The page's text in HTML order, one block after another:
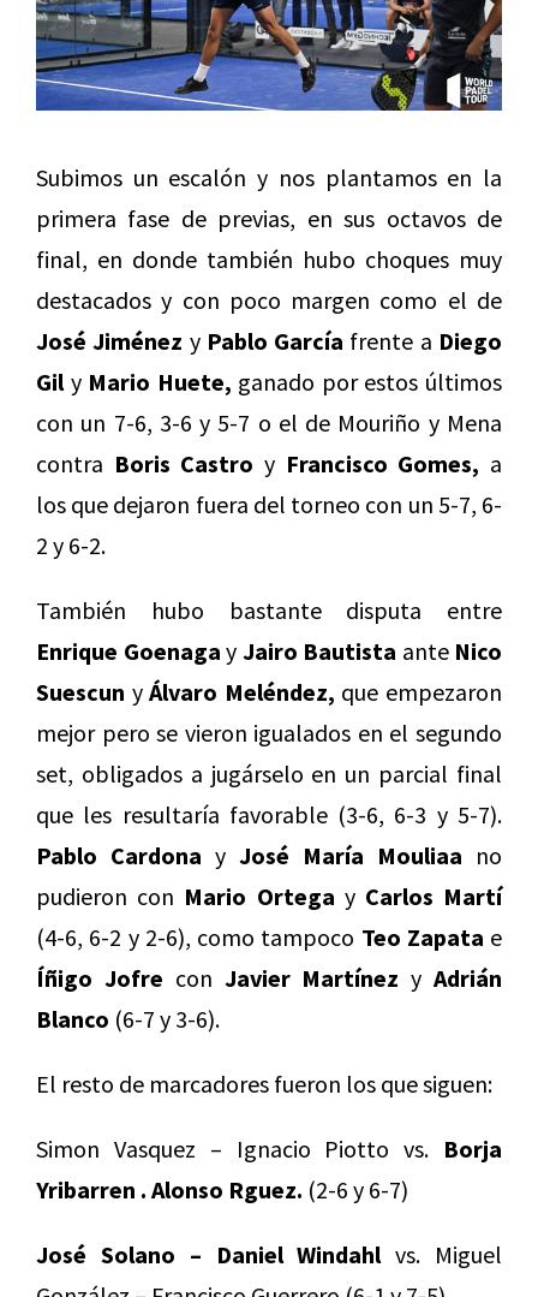
Subimos un escalón y nos plantamos en la
primera fase de previas, en sus octavos de
final, en donde también hubo choques muy
destacados y con poco margen como el de
José Jiménez y Pablo García frente a Diego
Gil y Mario Huete, ganado por estos últimos
con un 7-6, 3-6 y 5-7 o el de Mouriño y Mena
contra Boris Castro y Francisco Gomes, a
los que dejaron fuera del torneo con un 5-7, 6-
2 y 6-2.
También hubo bastante disputa entre
Enrique Goenaga y Jairo Bautista ante Nico
Suescun yÁlvaro Meléndez, que empezaron
mejor pero se vieron igualados en el segundo
set, obligados a jugárselo en un parcial final
que les resultaría favorable (3-6, 6-3 y 5-7).
Pablo Cardona y José María Mouliaa no
pudieron con Mario Ortega y Carlos Martí
(4-6, 6-2 y 2-6), como tampoco Teo Zapata e
Íñigo Jofre con Javier Martínez y Adrián
Blanco (6-7 y 3-6).
El resto de marcadores fueron los que siguen:
Simon Vasquez – Ignacio Piotto vs. Borja
Yribarren . Alonso Rguez. (2-6 y 6-7)
José Solano – Daniel Windahl vs. Miguel